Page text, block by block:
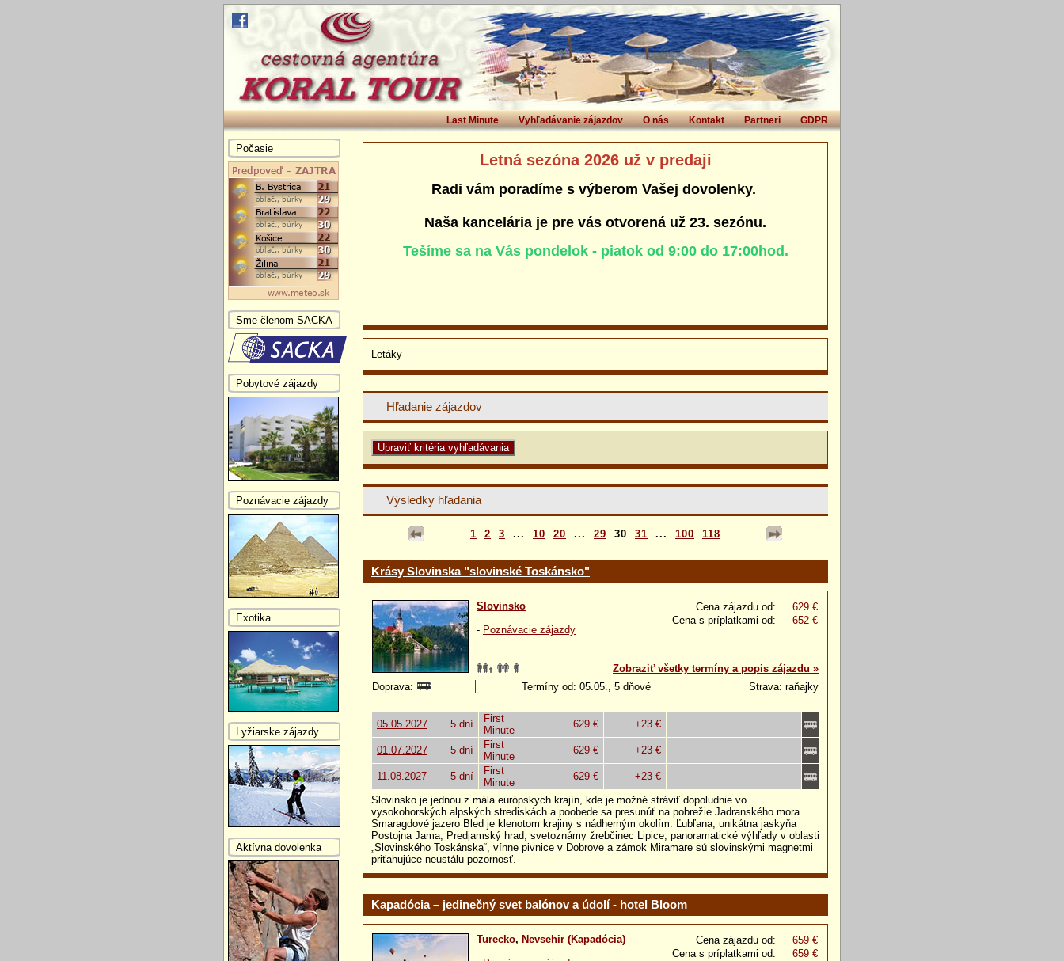
GDPR
Partneri
Kontakt
O nás
Vyhľadávanie zájazdov
Last Minute
Letná sezóna 2026 už v predaji
Radi vám poradíme s výberom Vašej dovolenky.
Naša kancelária je pre vás otvorená už 23. sezónu.
Tešíme sa na Vás pondelok - piatok od 9:00 do 17:00hod.
Letáky
Hľadanie zájazdov
Výsledky hľadania
1 2 3 ... 10 20 ... 29 30 31 ... 100 118
Krásy Slovinska "slovinské Toskánsko"
Cena zájazdu od:
629 €
Cena s príplatkami od:
652 €
Slovinsko
- Poznávacie zájazdy
Zobraziť všetky termíny a popis zájazdu »
Doprava:
Termíny od: 05.05., 5 dňové Strava: raňajky
05.05.2027 5 dní
First
Minute
629 € +23 €
01.07.2027 5 dní
First
Minute
629 € +23 €
11.08.2027 5 dní
First
Minute
629 €
+23 €
Slovinsko je jednou z mála európskych krajín, kde je možné stráviť dopoludnie vo
vysokohorských alpských strediskách a poobede sa presunúť na pobrežie Jadranského mora.
Smaragdové jazero Bled je klenotom krajiny s nádherným okolím. Ľubľana, unikátna jaskyňa
Postojna Jama, Predjamský hrad, svetoznámy žrebčinec Lipice, panoramatické výhľady v oblasti
„Slovinského Toskánska“, vínne pivnice v Dobrove a zámok Miramare sú slovinskými magnetmi
priťahujúce neustálu pozornosť.
Kapadócia – jedinečný svet balónov a údolí - hotel Bloom
Cena zájazdu od:
659 €
Cena s príplatkami od:
659 €
Turecko, Nevsehir (Kapadócia)
Počasie
Sme členom SACKA
Pobytové zájazdy
Poznávacie zájazdy
Exotika
Lyžiarske zájazdy
Aktívna dovolenka